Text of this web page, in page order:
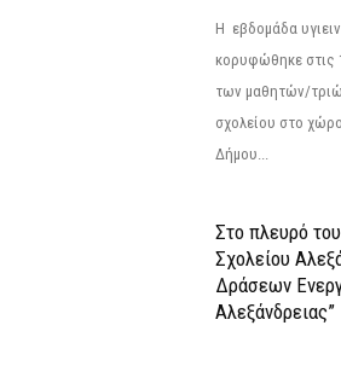
Η εβδομάδα
κορυφώθηκε στις
των μαθητών/
σχολείου στο
Δήμου...
Στο πλευρό
Σχολείου
Δράσεων
Αλεξάνδρειας”